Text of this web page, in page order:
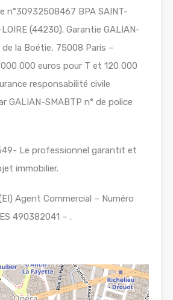
n°30932508467 BPA SAINT-
(44230). Garantie GALIAN-
la Boétie, 75008 Paris –
000 euros pour T et 120 000
responsabilité civile
GALIAN-SMABTP n° de police
Le professionnel garantit et
immobilier.
Agent Commercial – Numéro
490382041 – .